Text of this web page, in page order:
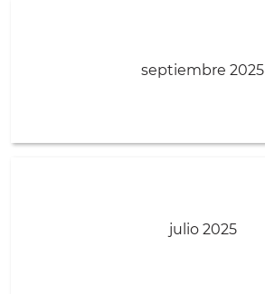
septiembre 2025
julio 2025